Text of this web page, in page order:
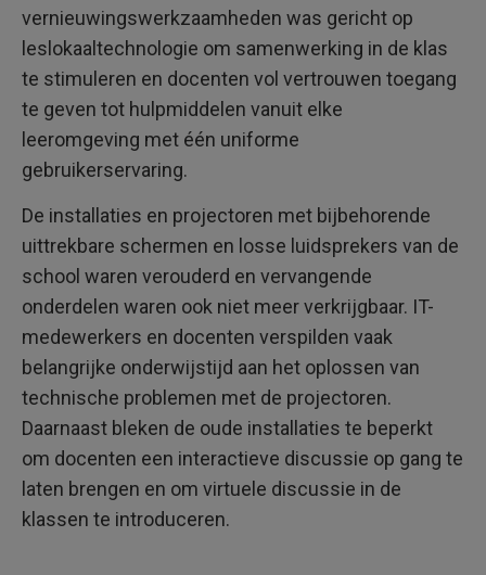
vernieuwingswerkzaamheden was gericht op
leslokaaltechnologie om samenwerking in de klas
te stimuleren en docenten vol vertrouwen toegang
te geven tot hulpmiddelen vanuit elke
leeromgeving met één uniforme
gebruikerservaring.
De installaties en projectoren met bijbehorende
uittrekbare schermen en losse luidsprekers van de
school waren verouderd en vervangende
onderdelen waren ook niet meer verkrijgbaar. IT-
medewerkers en docenten verspilden vaak
belangrijke onderwijstijd aan het oplossen van
technische problemen met de projectoren.
Daarnaast bleken de oude installaties te beperkt
om docenten een interactieve discussie op gang te
laten brengen en om virtuele discussie in de
klassen te introduceren.